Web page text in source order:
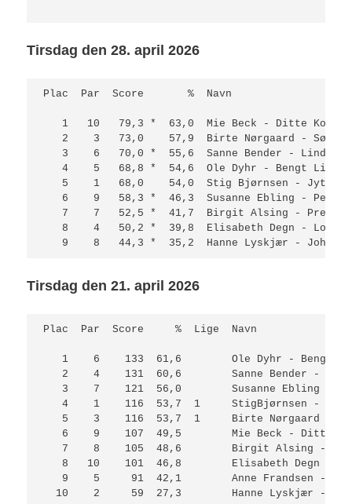
Tirsdag den 28. april 2026
Plac  Par  Score       %  Navn
1   10   79,3 *  63,0  Mie Beck - Ditte
2    3   73,0    57,9  Birte Nørgaard - Søren
3    6   70,0 *  55,6  Sanne Bender - Lindy
4    5   68,8 *  54,6  Ole Dyhr - Bengt
5    1   68,0    54,0  Stig Bjørnsen -
6    9   58,3 *  46,3  Susanne Ebling - Peter
7    7   52,5 *  41,7  Birgit Alsing - Preben
8    4   50,2 *  39,8  Elisabeth Degn - Lone
Tirsdag den 21. april 2026
Plac  Par  Score     %  Lige  Navn
1    6    133  61,6        Ole Dyhr - Bengt
2    4    131  60,6        Sanne Bender -
3    7    121  56,0        Susanne Ebling -
4    1    116  53,7  1     StigBjørnsen
5    3    116  53,7  1     Birte Nørgaard -
6    9    107  49,5        Mie Beck - Ditte
7    8    105  48,6        Birgit Alsing -
8   10    101  46,8        Elisabeth Degn -
9    5     91  42,1        Anne Frandsen -
10    2     59  27,3        Hanne Lyskjær -